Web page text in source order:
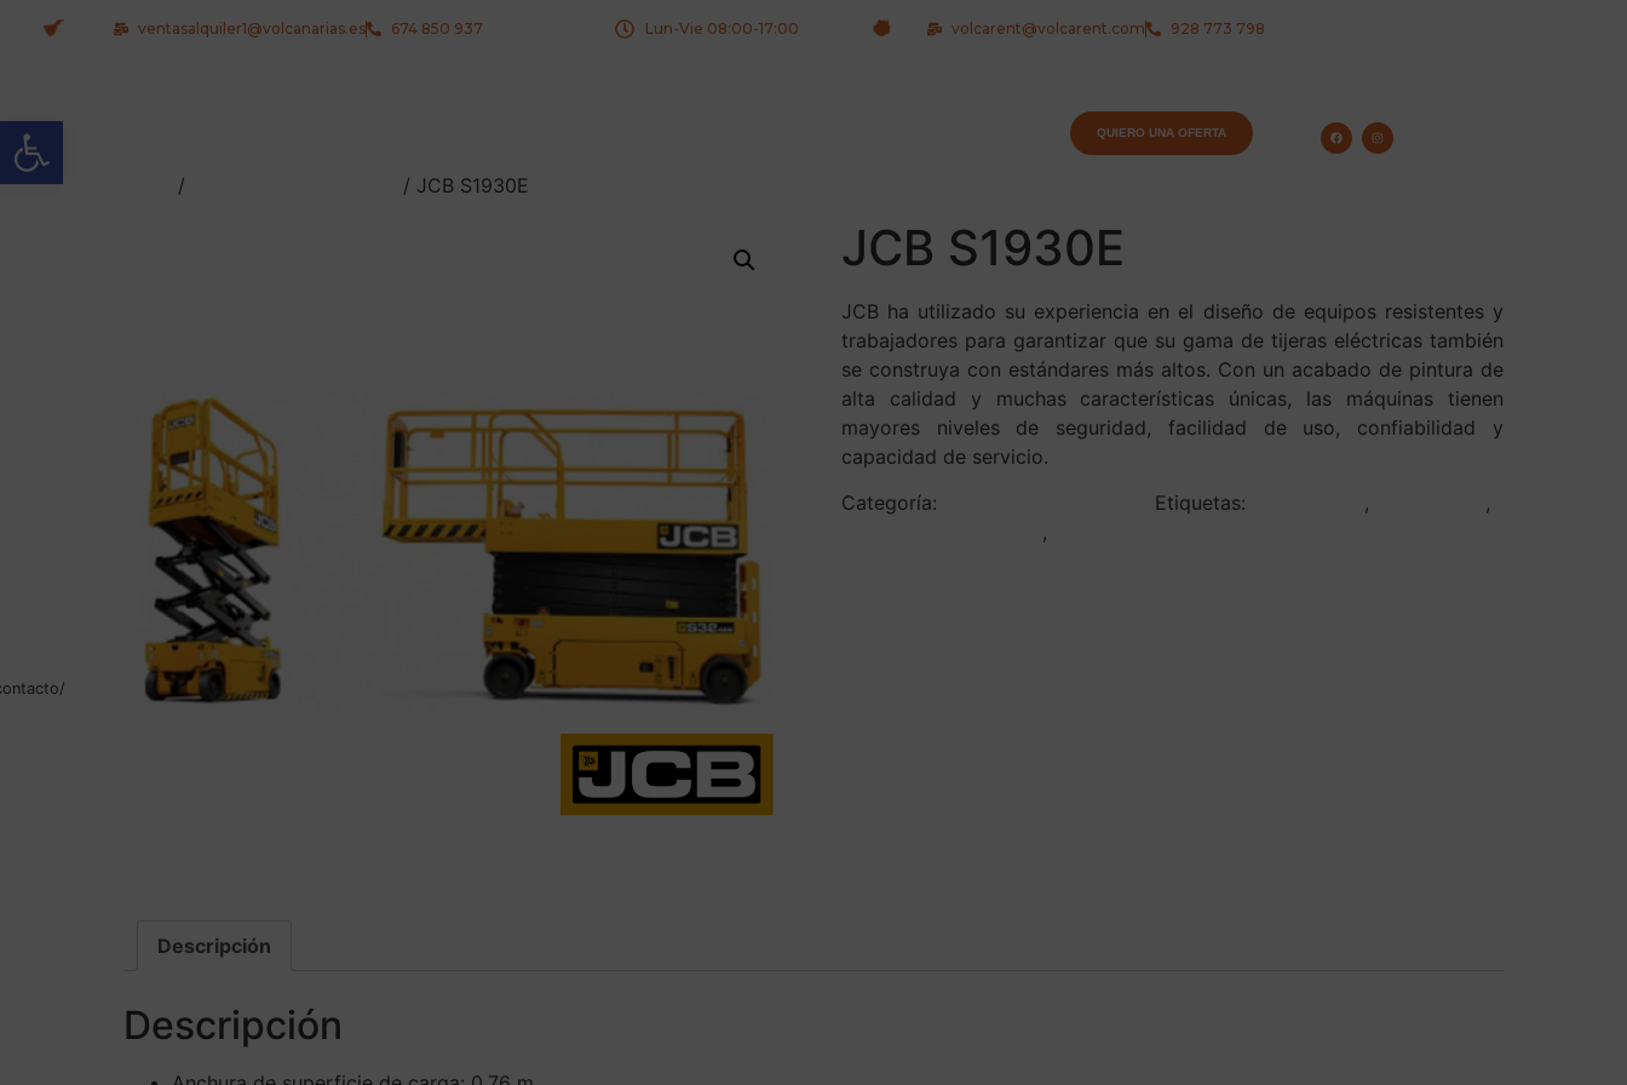
Abrir barra de herramientas
ventasalquiler1@volcanarias.es 674 850 937 Lun-Vie 08:00-17:00 volcarent@volcarent.com 928 773 798
QUIERO UNA OFERTA
/ / JCB S1930E
JCB S1930E
JCB ha utilizado su experiencia en el diseño de equipos resistentes y
trabajadores para garantizar que su gama de tijeras eléctricas también
se construya con estándares más altos. Con un acabado de pintura de
alta calidad y muchas características únicas, las máquinas tienen
mayores niveles de seguridad, facilidad de uso, confiabilidad y
capacidad de servicio.
Categoría:
Etiquetas: ,
,
,
Descripción
Descripción